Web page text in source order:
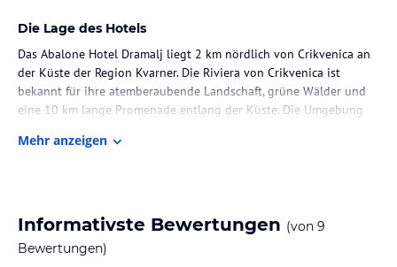
Die Lage des Hotels
Das Abalone Hotel Dramalj liegt 2 km nördlich von Crikvenica an
der Küste der Region Kvarner. Die Riviera von Crikvenica ist
bekannt für ihre atemberaubende Landschaft, grüne Wälder und
eine 10 km lange Promenade entlang der Küste. Die Umgebung
Radfahren und Wassersport.
malerischen Meerblick und verfügen über 1 oder 2 Balkone. Alle
Zimmer sind klimatisiert und verfügen über ein eigenes Bad.
Mehr anzeigen
Informativste Bewertungen (von 9
Bewertungen)